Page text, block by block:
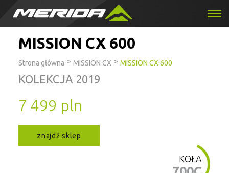
MISSION CX 600
Strona główna > MISSION CX > MISSION CX 600
KOLEKCJA 2019
7 499 pln
znajdź sklep
KOŁA